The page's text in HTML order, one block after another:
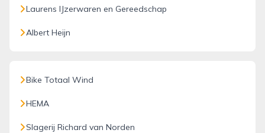
Laurens IJzerwaren en Gereedschap
Albert Heijn
Bike Totaal Wind
HEMA
Slagerij Richard van Norden